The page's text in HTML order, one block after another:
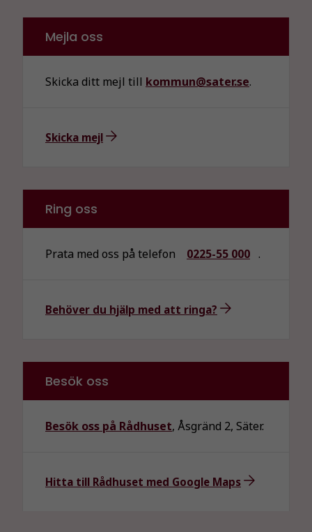
Mejla oss
Skicka ditt mejl till kommun@sater.se.
Skicka mejl
Ring oss
Prata med oss på telefon 0225-55 000 .
Behöver du hjälp med att ringa?
Besök oss
Besök oss på Rådhuset, Åsgränd 2, Säter.
Hitta till Rådhuset med Google Maps